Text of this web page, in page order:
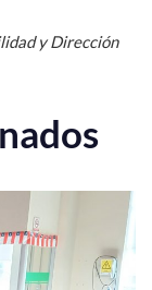
y Dirección